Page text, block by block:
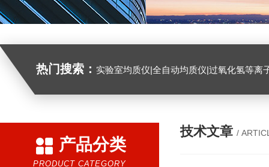
热门搜索： 实验室均质仪|全自动均质仪|过氧化氢等离
产品分类
PRODUCT CATEGORY
技术文章 /